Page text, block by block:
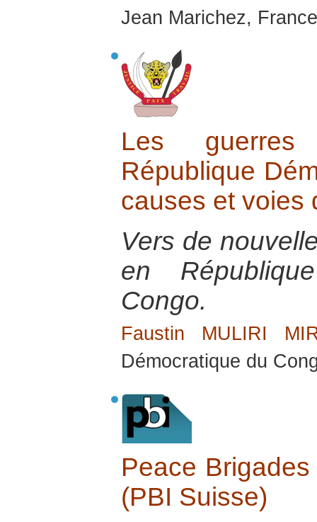
Jean Marichez,
Les
République
causes et voies
Vers de
en
Congo.
Faustin MULIRI
Démocratique du
Peace
(PBI Suisse)